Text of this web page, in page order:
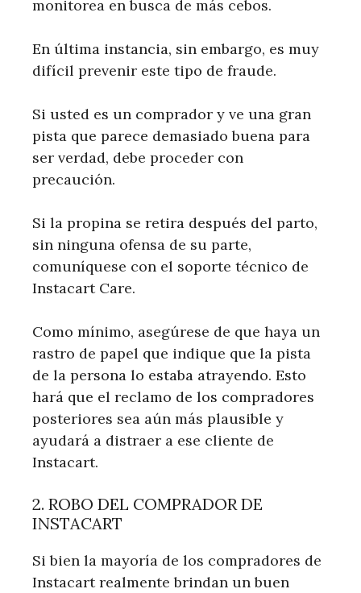
monitorea en busca de más cebos.
En última instancia, sin embargo, es muy
difícil prevenir este tipo de fraude.
Si usted es un comprador y ve una gran
pista que parece demasiado buena para
ser verdad, debe proceder con
precaución.
Si la propina se retira después del parto,
sin ninguna ofensa de su parte,
comuníquese con el soporte técnico de
Instacart Care.
Como mínimo, asegúrese de que haya un
rastro de papel que indique que la pista
de la persona lo estaba atrayendo. Esto
hará que el reclamo de los compradores
posteriores sea aún más plausible y
ayudará a distraer a ese cliente de
Instacart.
2. ROBO DEL COMPRADOR DE
INSTACART
Si bien la mayoría de los compradores de
Instacart realmente brindan un buen